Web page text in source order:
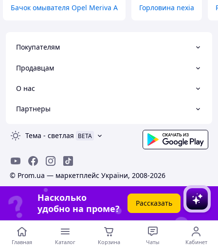
Бачок омывателя Opel Meriva A Горловина nexia
Покупателям
Продавцам
О нас
Партнеры
Тема - светлая BETA
© Prom.ua — маркетплейс України, 2008-2026
Насколько
удобно на проме?
Рассказать
Главная Каталог Корзина Чаты Кабинет